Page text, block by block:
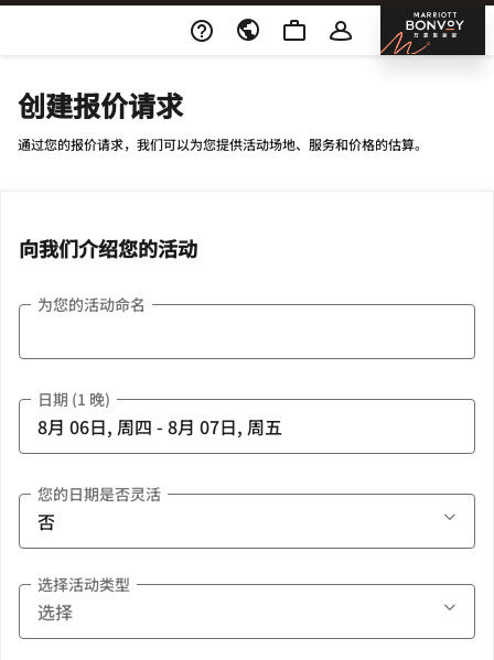
Skip To Content 邦
创建报价请求
通过您的报价请求，我们可以为您提供活动场地、服务和价格的估算。
向我们介绍您的活动
为您的活动命名
日期 (1 晚)
您的日期是否灵活
选择活动类型